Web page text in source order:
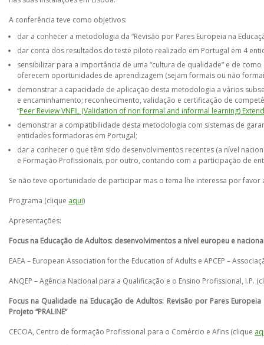
A conferência teve como objetivos:
dar a conhecer a metodologia da “Revisão por Pares Europeia na
dar conta dos resultados do teste piloto realizado em Portugal em 4
sensibilizar para a importância de uma “cultura de qualidade” e de
oferecem oportunidades de aprendizagem (sejam formais ou não
demonstrar a capacidade de aplicação desta metodologia a vários
e encaminhamento; reconhecimento, validação e certificação de
“Peer Review VNFIL (Validation of non formal and informal learning)
demonstrar a compatibilidade desta metodologia com sistemas de
entidades formadoras em Portugal;
dar a conhecer o que têm sido desenvolvimentos recentes (a nível
e Formação Profissionais, por outro, contando com a participação de
Se não teve oportunidade de participar mas o tema lhe interessa por
Programa (clique aqui)
Apresentações:
Focus na Educação de Adultos: desenvolvimentos a nível europeu e
EAEA – European Association for the Education of Adults e APCEP –
ANQEP – Agência Nacional para a Qualificação e o Ensino Profissional, I.P.
Focus na Qualidade na Educação de Adultos: Revisão por Pares
Projeto “PRALINE“
CECOA, Centro de formação Profissional para o Comércio e Afins (clique